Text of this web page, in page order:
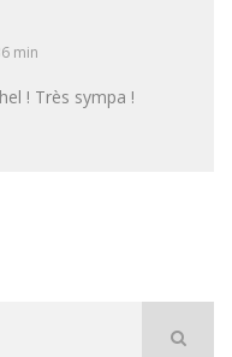
min
! Très sympa !